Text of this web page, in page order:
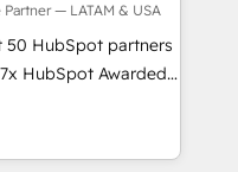
transparent,
guidance you
— LATAM & USA
HubSpot partners
HubSpot Awarded
across the U.S.,
global expertise with
are Brazil’s largest